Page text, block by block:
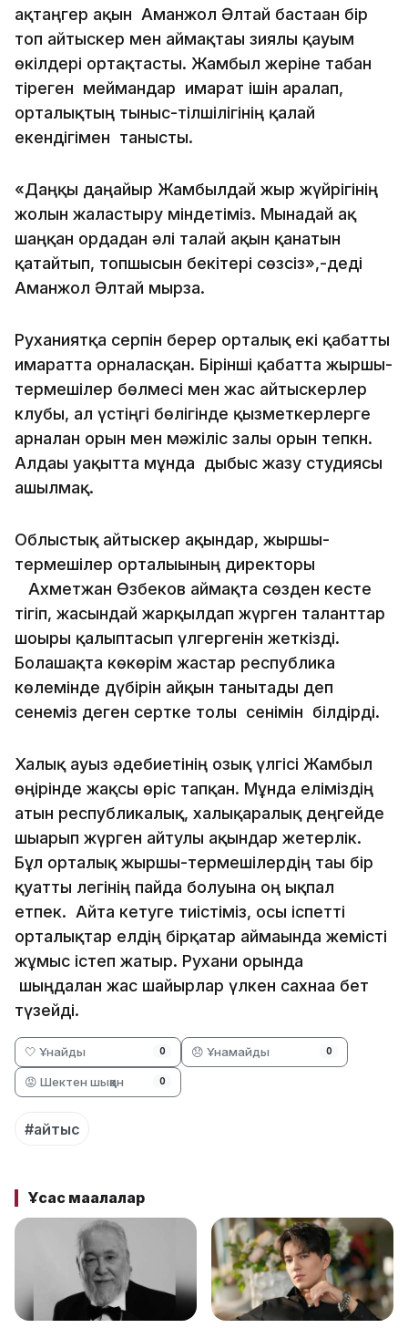
ақтаңгер ақын Аманжол Әлтай бастаған бір
топ айтыскер мен аймақтағы зиялы қауым
өкілдері ортақтасты. Жамбыл жеріне табан
тіреген меймандар ғимарат ішін аралап,
орталықтың тыныс-тілшілігінің қалай
екендігімен танысты.
«Даңқы даңғайыр Жамбылдай жыр жүйрігінің
жолын жалғастыру міндетіміз. Мынадай ақ
шаңқан ордадан әлі талай ақын қанатын
қатайтып, топшысын бекітері сөзсіз»,-деді
Аманжол Әлтай мырза.
Руханиятқа серпін берер орталық екі қабатты
ғимаратта орналасқан. Бірінші қабатта жыршы-
термешілер бөлмесі мен жас айтыскерлер
клубы, ал үстіңгі бөлігінде қызметкерлерге
арналған орын мен мәжіліс залы орын тепкн.
Алдағы уақытта мұнда дыбыс жазу студиясы
ашылмақ.
Облыстық айтыскер ақындар, жыршы-
термешілер орталығының директоры
Ахметжан Өзбеков аймақта сөзден кесте
тігіп, жасындай жарқылдап жүрген таланттар
шоғыры қалыптасып үлгергенін жеткізді.
Болашақта көкөрім жастар республика
көлемінде дүбірін айқын танытады деп
сенеміз деген сертке толы сенімін білдірді.
Халық ауыз әдебиетінің озық үлгісі Жамбыл
өңірінде жақсы өріс тапқан. Мұнда еліміздің
атын республикалық, халықаралық деңгейде
шығарып жүрген айтулы ақындар жетерлік.
Бұл орталық жыршы-термешілердің тағы бір
қуатты легінің пайда болуына оң ықпал
етпек. Айта кетуге тиістіміз, осы іспетті
орталықтар елдің бірқатар аймағында жемісті
жұмыс істеп жатыр. Рухани орында
шыңдалған жас шайырлар үлкен сахнаға бет
түзейді.
🤍 Ұнайды 0 😞 Ұнамайды 0
😡 Шектен шыққан 0
#айтыс
Ұқсас мақалалар